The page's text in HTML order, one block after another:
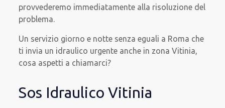
provvederemo immediatamente alla risoluzione del
problema.
Un servizio giorno e notte senza eguali a Roma che
ti invia un idraulico urgente anche in zona Vitinia,
cosa aspetti a chiamarci?
Sos Idraulico Vitinia